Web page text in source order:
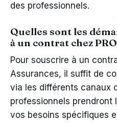
des professionnels.
Quelles sont les
à un contrat chez
Pour souscrire à un
Assurances, il suffit de
via les différents canaux
professionnels prendront
vos besoins spécifiques